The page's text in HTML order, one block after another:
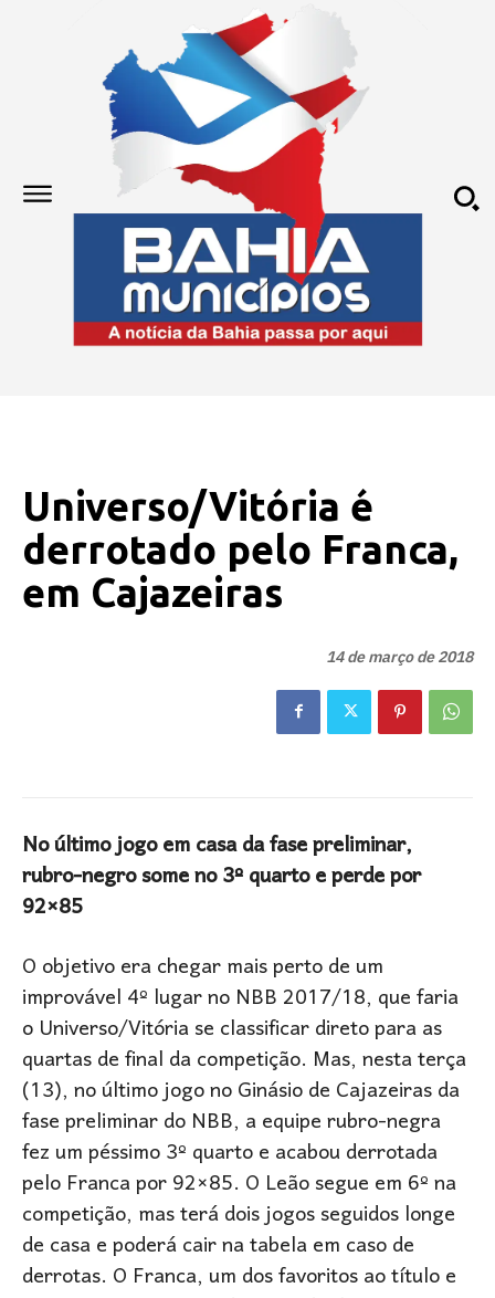
Universo/Vitória é
derrotado pelo Franca,
em Cajazeiras
14 de março de 2018
No último jogo em casa da fase preliminar,
rubro-negro some no 3º quarto e perde por
92×85
O objetivo era chegar mais perto de um
improvável 4º lugar no NBB 2017/18, que faria
o Universo/Vitória se classificar direto para as
quartas de final da competição. Mas, nesta terça
(13), no último jogo no Ginásio de Cajazeiras da
fase preliminar do NBB, a equipe rubro-negra
fez um péssimo 3º quarto e acabou derrotada
pelo Franca por 92×85. O Leão segue em 6º na
competição, mas terá dois jogos seguidos longe
de casa e poderá cair na tabela em caso de
derrotas. O Franca, um dos favoritos ao título e